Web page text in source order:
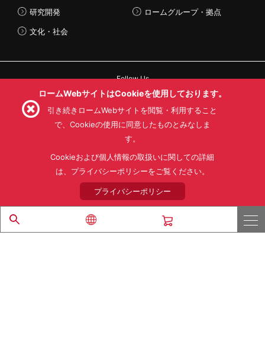
研究開発
文化・社会
ロームグループ・拠点
Follow Us
利用目的
プライバシーポリシー
サイトマップ
ローム製品の販売に関する標準契約条件書(PDF)
© 1997 - 2026 ROHM CO., LTD. ALL RIGHTS RESERVED.
ロームWebサイトはCookieを使用しております。
引き続きロームWebサイトを閲覧・利用すること
で、Cookieの使用に同意したものとみなしま
す。
Cookieおよび個人情報の取扱いに関しての詳細
は、プライバシーポリシーをご覧ください。
プライバシーポリシー